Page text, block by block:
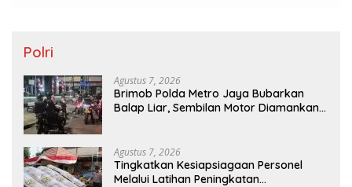
Polri
Agustus 7, 2026
Brimob Polda Metro Jaya Bubarkan
Balap Liar, Sembilan Motor Diamankan
Agustus 7, 2026
Tingkatkan Kesiapsiagaan Personel
Melalui Latihan Peningkatan